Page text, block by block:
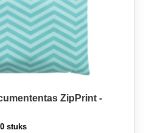
ZipPrint -
stuks